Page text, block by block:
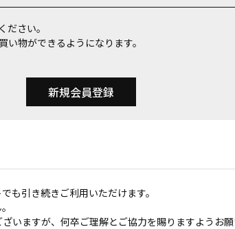
さい。
物ができるようになります。
も引き続きご利用いただけます。
いますが、何卒ご理解とご協力を賜りますようお